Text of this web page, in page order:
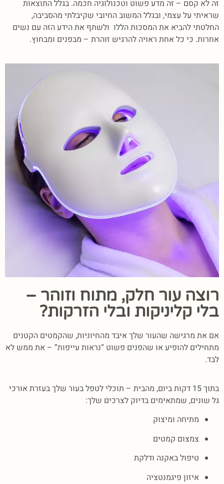
זה לא קסם – זה מדע פשוט וטכנולוגיה חכמה. בגלל התוצאות
שראיתי על עצמי, ובגלל המשוב החיובי שקיבלתי מהסביבה,
החלטתי להביא את המסכות הללו ולשתף את הידע הזה עם נשים
אחרות. כי כל אחת ראויה להרגיש זוהרת – מבפנים ומבחוץ.
רוצה עור חלק, מתוח וזוהר –
בלי קליניקות ובלי הזרקות?
אם את מרגישה שהעור שלך איבד מהחיוניות, שהקמטים הקטנים
מתחילים להופיע או שהפנים פשוט “נראות עייפות” – את ממש לא
לבד.
בתוך 15 דקות ביום, מהבית – תוכלי לטפל בעור שלך בעזרת אורכי
גל שונים, שמתאימים בדיוק לצרכים שלך:
מתיחה ומיצוק
צמצום קמטים
טיפול באקנה ודלקת
איזון פיגמנטציה